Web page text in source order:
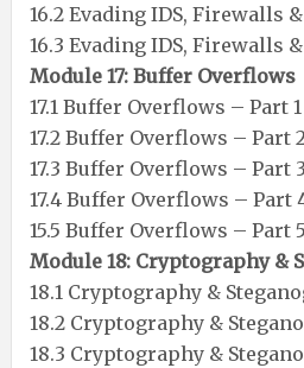
16.2 Evading IDS, Firewalls
16.3 Evading IDS, Firewalls
Module 17: Buffer Overflows
17.1 Buffer Overflows – Part 1
17.2 Buffer Overflows – Part
17.3 Buffer Overflows – Part 3
17.4 Buffer Overflows – Part
15.5 Buffer Overflows – Part 5
Module 18: Cryptography &
18.1 Cryptography &
18.2 Cryptography &
18.3 Cryptography &